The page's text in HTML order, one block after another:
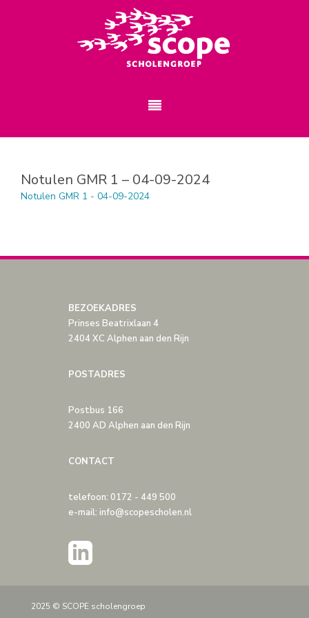
Notulen GMR 1 – 04-09-2024
Notulen GMR 1 - 04-09-2024
BEZOEKADRES
Prinses Beatrixlaan 4
2404 XC Alphen aan den Rijn
POSTADRES
Postbus 166
2400 AD Alphen aan den Rijn
CONTACT
telefoon: 0172 - 449 500
e-mail: info@scopescholen.nl
2025 © SCOPE scholengroep